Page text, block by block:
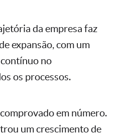
da empresa faz
expansão, com um
no
os processos.
em número.
um crescimento de